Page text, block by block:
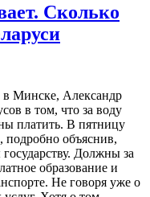
Сколько
в Минске, Александр
в том, что за воду
платить. В пятницу
подробно объяснив,
Должны за
образование и
Не говоря уже о